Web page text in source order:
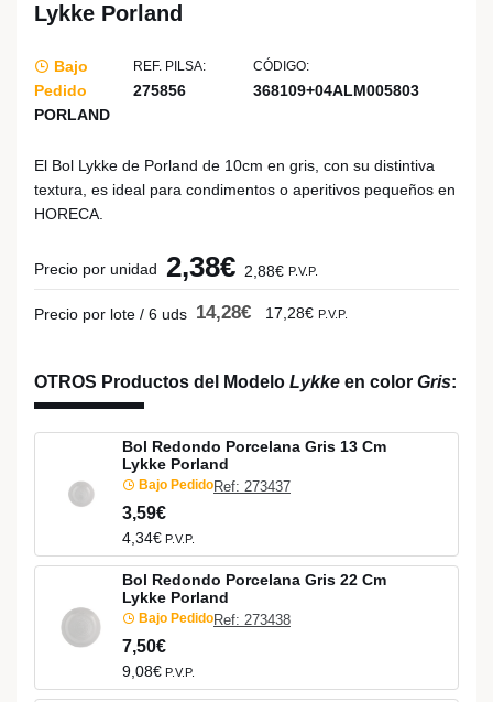
Lykke Porland
Bajo
Pedido
REF. PILSA:
275856
CÓDIGO:
368109+04ALM005803
PORLAND
El Bol Lykke de Porland de 10cm en gris, con su distintiva
textura, es ideal para condimentos o aperitivos pequeños en
HORECA.
Precio por unidad 2,38€ 2,88€ P.V.P.
Precio por lote / 6 uds 14,28€ 17,28€ P.V.P.
OTROS Productos del Modelo Lykke en color Gris:
Bol Redondo Porcelana Gris 13 Cm
Lykke Porland
Bajo PedidoRef: 273437
3,59€
4,34€ P.V.P.
Bol Redondo Porcelana Gris 22 Cm
Lykke Porland
Bajo PedidoRef: 273438
7,50€
9,08€ P.V.P.